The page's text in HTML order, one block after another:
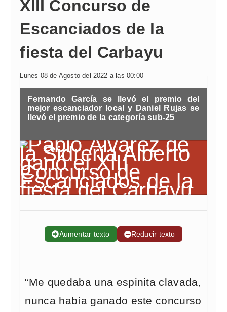
XIII Concurso de
Escanciados de la
fiesta del Carbayu
Lunes 08 de Agosto del 2022 a las 00:00
Fernando García se llevó el premio del
mejor escanciador local y Daniel Rujas se
llevó el premio de la categoría sub-25
➕Aumentar texto ➖Reducir texto
“Me quedaba una espinita clavada,
nunca había ganado este concurso